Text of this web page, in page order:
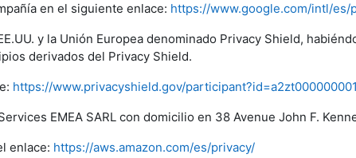
en el siguiente enlace: https://www.google.com/intl/es/
y la Unión Europea denominado Privacy Shield,
derivados del Privacy Shield.
https://www.privacyshield.gov/
EMEA SARL con domicilio en 38 Avenue John F.
enlace: https://aws.amazon.com/es/privacy/